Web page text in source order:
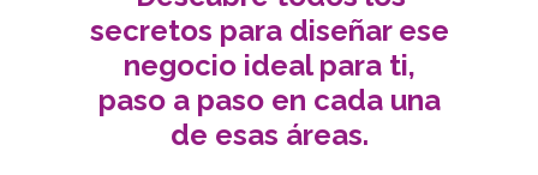
secretos para diseñar ese
negocio ideal para ti,
paso a paso en cada una
de esas áreas.